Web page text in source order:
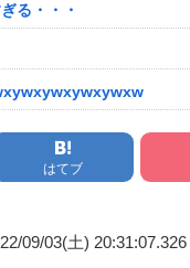
る・・・
はてブ
09/03(土) 20:31:07.326